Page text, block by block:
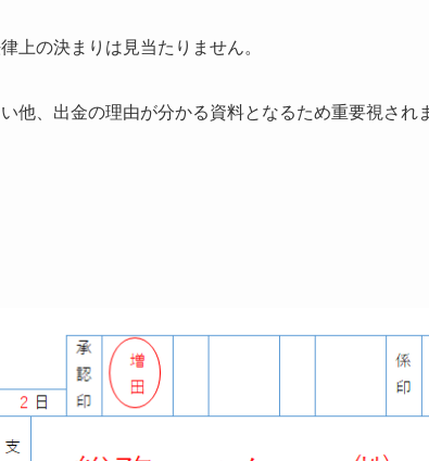
上の決まりは見当たりません。
他、出金の理由が分かる資料となるため重要視され